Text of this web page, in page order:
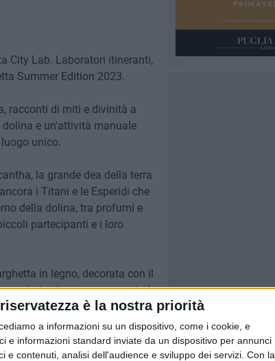
è la nostra priorità
a informazioni su un dispositivo, come i cookie, e
e informazioni standard inviate da un dispositivo per annunci
contenuti, analisi dell'audience e sviluppo dei servizi. Con la
City Lab. Laboratori itineranti,
Summer Edition 2023.
racconti di miti e divinità a
dolina e un'attività manuale
unico.
la grande dea della terra
i Titani e le Esperidi che
della dolina, tra profumi e
partecipanti e i loro
in legno, decorata con il
territorio – commenta la
per imparare ad amarlo
City Lab. Laboratori